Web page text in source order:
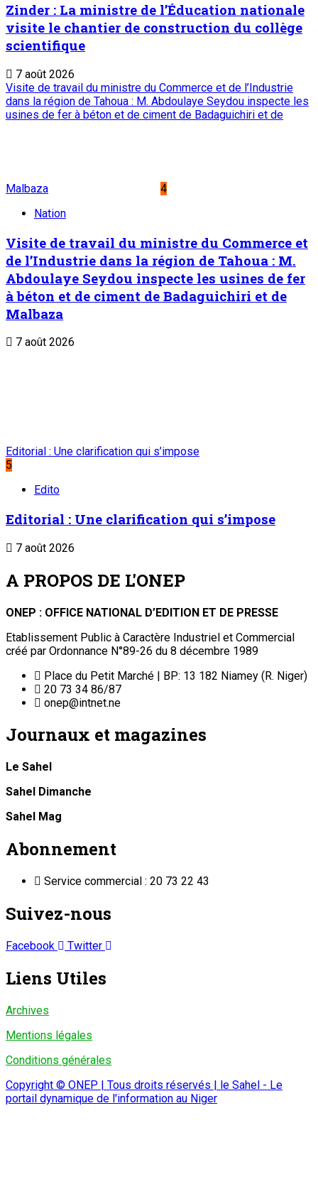
Zinder : La ministre de l’Éducation nationale
visite le chantier de construction du collège
scientifique
7 août 2026
Visite de travail du ministre du Commerce et de l’Industrie
dans la région de Tahoua : M. Abdoulaye Seydou inspecte les
usines de fer à béton et de ciment de Badaguichiri et de
Malbaza
4
Nation
Visite de travail du ministre du Commerce et
de l’Industrie dans la région de Tahoua : M.
Abdoulaye Seydou inspecte les usines de fer
à béton et de ciment de Badaguichiri et de
Malbaza
7 août 2026
Editorial : Une clarification qui s’impose
5
Edito
Editorial : Une clarification qui s’impose
7 août 2026
A PROPOS DE L'ONEP
ONEP : OFFICE NATIONAL D’EDITION ET DE PRESSE
Etablissement Public à Caractère Industriel et Commercial
créé par Ordonnance N°89-26 du 8 décembre 1989
Place du Petit Marché | BP: 13 182 Niamey (R. Niger)
20 73 34 86/87
onep@intnet.ne
Journaux et magazines
Le Sahel
Sahel Dimanche
Sahel Mag
Abonnement
Service commercial : 20 73 22 43
Suivez-nous
Facebook Twitter
Liens Utiles
Archives
Mentions légales
Conditions générales
Copyright © ONEP | Tous droits réservés | le Sahel - Le
portail dynamique de l'information au Niger